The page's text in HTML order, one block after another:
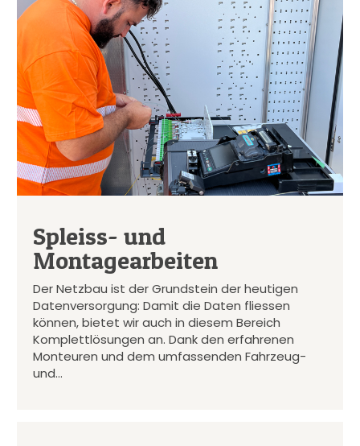
Spleiss- und
Montagearbeiten
Der Netzbau ist der Grundstein der heutigen
Datenversorgung: Damit die Daten fliessen
können, bietet wir auch in diesem Bereich
Komplettlösungen an. Dank den erfahrenen
Monteuren und dem umfassenden Fahrzeug-
und…